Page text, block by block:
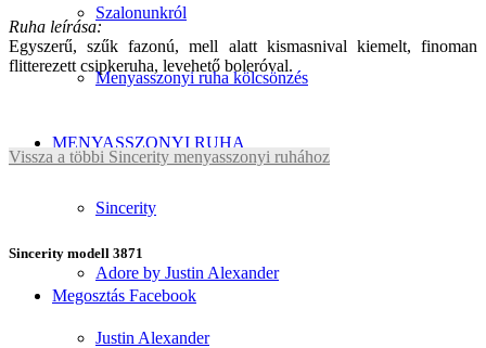
Szalonunkról
Menyasszonyi ruha kölcsönzés
MENYASSZONYI RUHA
Sincerity
Adore by Justin Alexander
Justin Alexander
Ruha leírása:
Egyszerű, szűk fazonú, mell alatt kismasnival kiemelt, finoman
flitterezett csipkeruha, levehető boleróval.
Vissza a többi Sincerity menyasszonyi ruhához
Sincerity modell 3871
Megosztás Facebook